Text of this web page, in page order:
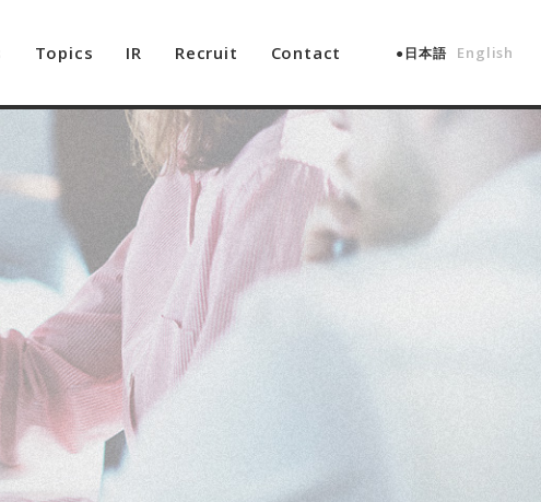
Topics IR Recruit Contact 日本語 English